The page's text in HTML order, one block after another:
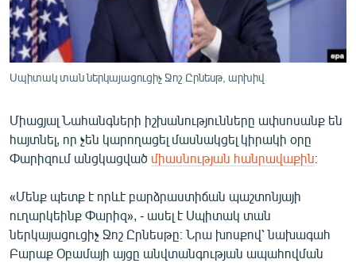
ՄԵԿՆԱԲԱՆՈՒԹՅՈՒՆ
ՏՏ ԵՒ ԻՆՏԵՐՆԵՏ
ՏԵՍԱՆՅՈՒԹԵՐ
ԲԱՆԱՎԵՃ
ՓՈԴՔԱՍԹ
Հայերեն
Սպիտակ տան ներկայացուցիչ Ջոշ Ըրնեսթ, արխիվ
Միացյալ Նահանգների իշխանությունները ափսոսանք են
հայտնել, որ չեն կարողացել մասնակցել կիրակի օրը
Փարիզում անցկացված միասնության հանրավաքին։
«Մենք պետք է որևէ բարձրաստիճան պաշտոնյայի
ուղարկեինք Փարիզ», - ասել է Սպիտակ տան
ներկայացուցիչ Ջոշ Ըրնեսթը։ Նրա խոսքով՝ նախագահ
Բարաք Օբամայի այցը անվտանգության ապահովման